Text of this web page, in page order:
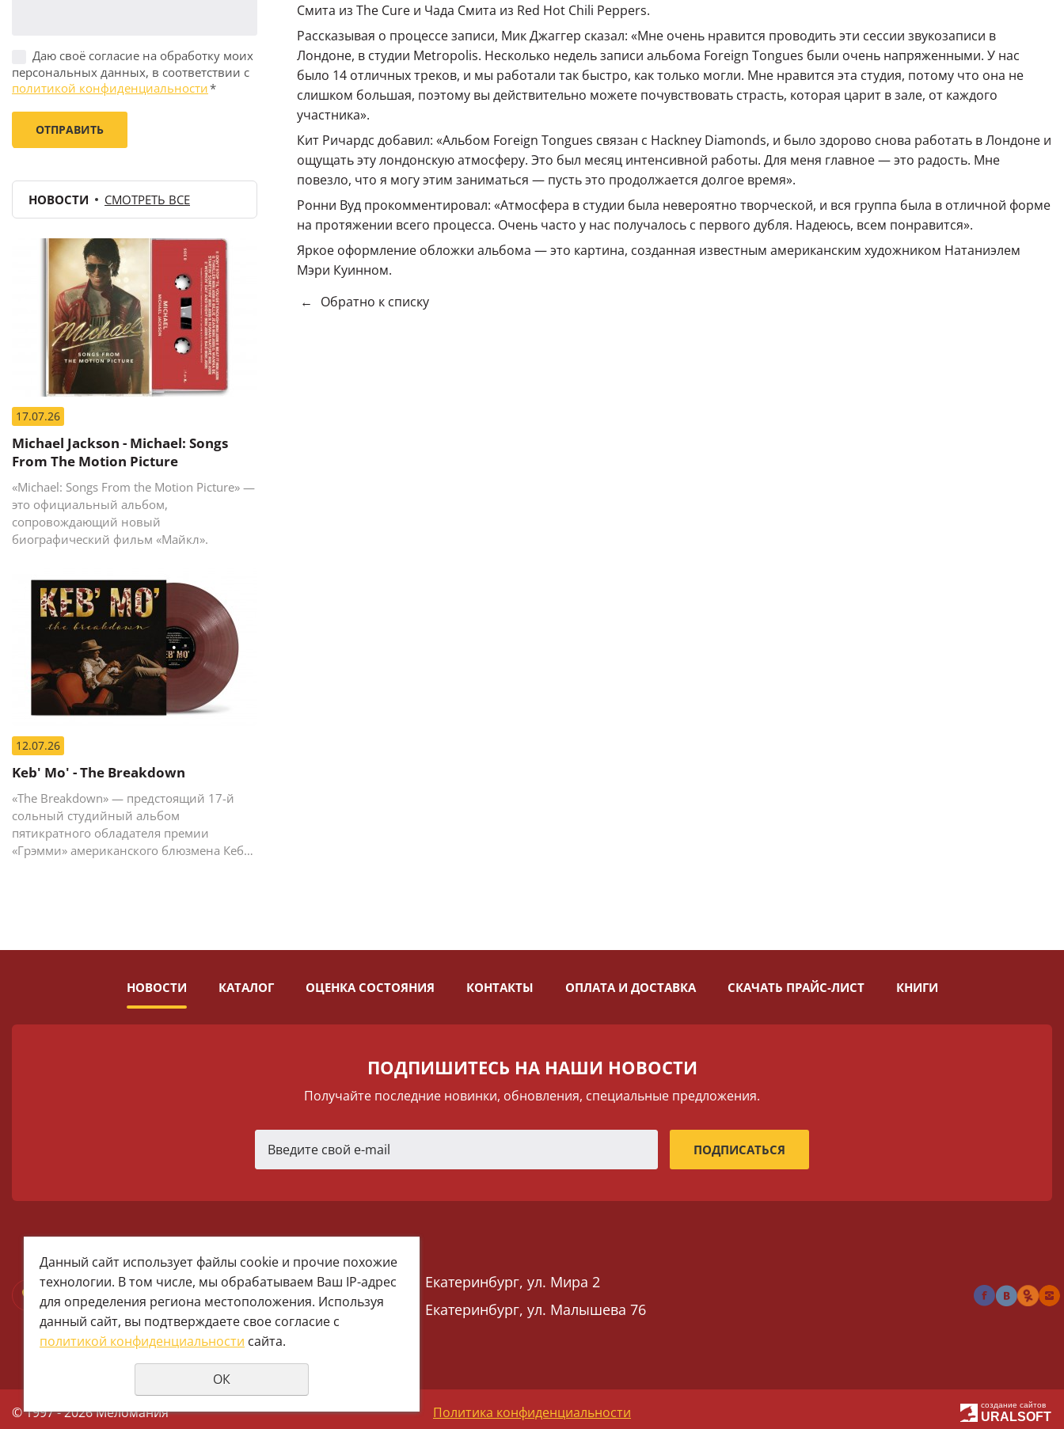
Даю своё согласие на обработку моих
персональных данных, в соответствии с
политикой конфиденциальности*
НОВОСТИ СМОТРЕТЬ ВСЕ
17.07.26
Michael Jackson - Michael: Songs
From The Motion Picture
«Michael: Songs From the Motion Picture» —
это официальный альбом,
сопровождающий новый
биографический фильм «Майкл».
12.07.26
Keb' Mo' - The Breakdown
«The Breakdown» — предстоящий 17-й
сольный студийный альбом
пятикратного обладателя премии
«Грэмми» американского блюзмена Кеба
Смита из The Cure и Чада Смита из Red Hot Chili Peppers.
Рассказывая о процессе записи, Мик Джаггер сказал: «Мне очень нравится проводить эти сессии звукозаписи в
Лондоне, в студии Metropolis. Несколько недель записи альбома Foreign Tongues были очень напряженными. У нас
было 14 отличных треков, и мы работали так быстро, как только могли. Мне нравится эта студия, потому что она не
слишком большая, поэтому вы действительно можете почувствовать страсть, которая царит в зале, от каждого
участника».
Кит Ричардс добавил: «Альбом Foreign Tongues связан с Hackney Diamonds, и было здорово снова работать в Лондоне и
ощущать эту лондонскую атмосферу. Это был месяц интенсивной работы. Для меня главное — это радость. Мне
повезло, что я могу этим заниматься — пусть это продолжается долгое время».
Ронни Вуд прокомментировал: «Атмосфера в студии была невероятно творческой, и вся группа была в отличной форме
на протяжении всего процесса. Очень часто у нас получалось с первого дубля. Надеюсь, всем понравится».
Яркое оформление обложки альбома — это картина, созданная известным американским художником Натаниэлем
Мэри Куинном.
←
Обратно к списку
НОВОСТИ КАТАЛОГ ОЦЕНКА СОСТОЯНИЯ КОНТАКТЫ ОПЛАТА И ДОСТАВКА СКАЧАТЬ ПРАЙС-ЛИСТ КНИГИ
ПОДПИШИТЕСЬ НА НАШИ НОВОСТИ
Получайте последние новинки, обновления, специальные предложения.
+7 (922) 025-50-71 (MAX)
Тел:+7 (343) 374-15-67 (Мира 2)
Тел: +7 (343) 371-19-13 (Малышева 76)
+7 (922) 609-29-80 (MAX)
Екатеринбург, ул. Мира 2
Екатеринбург, ул. Малышева 76
© 1997 - 2026 Меломания Политика конфиденциальности создание сайтов
URALSOFT
Данный сайт использует файлы cookie и прочие похожие
технологии. В том числе, мы обрабатываем Ваш IP-адрес
для определения региона местоположения. Используя
данный сайт, вы подтверждаете свое согласие с
политикой конфиденциальности сайта.
ОК